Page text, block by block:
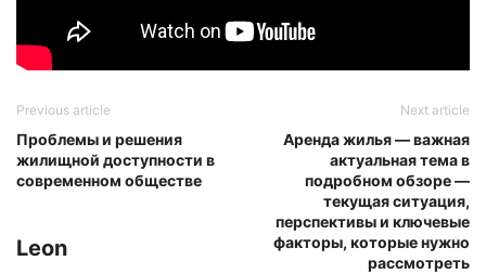
Previous article
Проблемы и решения
жилищной доступности в
современном обществе
Next article
Аренда жилья — важная
актуальная тема в
подробном обзоре —
текущая ситуация,
перспективы и ключевые
факторы, которые нужно
рассмотреть
Leon